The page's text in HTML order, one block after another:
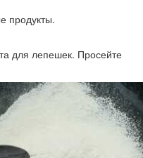
продукты.
для лепешек. Просейте